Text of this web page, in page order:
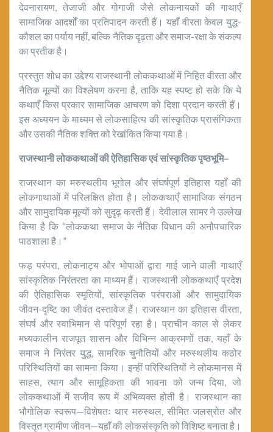
देवनारायण, तेजाजी और गोगाजी जैसे लोकनायकों की गाथाएँ
सामाजिक आदर्शों का प्रतिपादन करती हैं। यहाँ वीरता केवल युद्ध-
कौशल का पर्याय नहीं, बल्कि नैतिक दृढ़ता और समाज-रक्षा के संकल्प
का प्रतीक है।
प्रस्तुत शोध का उद्देश्य राजस्थानी लोककथाओं में निहित वीरता और
नैतिक मूल्यों का विश्लेषण करना है, ताकि यह स्पष्ट हो सके कि ये
कथाएँ किस प्रकार सामाजिक आचरण को दिशा प्रदान करती हैं।
इस अध्ययन के माध्यम से लोकसाहित्य की सांस्कृतिक प्रासंगिकता
और उसकी नैतिक शक्ति को रेखांकित किया गया है।
राजस्थानी लोककथाओं की ऐतिहासिक एवं सांस्कृतिक पृष्ठभूमि–
राजस्थान का मरुस्थलीय भूगोल और संघर्षपूर्ण इतिहास यहाँ की
लोकगाथाओं में परिलक्षित होता है। लोककथाएँ सामाजिक संगठन
और सामुदायिक मूल्यों को सुदृढ़ करती हैं। देवीलाल सामर ने उल्लेख
किया है कि “लोककथा समाज के नैतिक विधान की अनौपचारिक
पाठशाला है।”
फड़ परंपरा, लोकनाट्य और भोपाओं द्वारा गाई जाने वाली गाथाएँ
सांस्कृतिक निरंतरता का माध्यम हैं। राजस्थानी लोककथाएँ प्रदेश
की ऐतिहासिक स्मृतियों, सांस्कृतिक परंपराओं और सामुदायिक
जीवन-दृष्टि का जीवंत दस्तावेज हैं। राजस्थान का इतिहास वीरता,
संघर्ष और स्वाभिमान से परिपूर्ण रहा है। प्राचीन काल से लेकर
मध्यकालीन राजपूत शासन और विभिन्न आक्रमणों तक, यहाँ के
समाज ने निरंतर युद्ध, सामरिक चुनौतियों और मरुस्थलीय कठोर
परिस्थितियों का सामना किया। इन्हीं परिस्थितियों ने लोकमानस में
साहस, त्याग और सामूहिकता की भावना को जन्म दिया, जो
लोककथाओं में सजीव रूप में अभिव्यक्त होती है। राजस्थान का
भौगोलिक स्वरूप—विशेषतः थार मरुस्थल, सीमित जलस्रोत और
विस्तृत ग्रामीण जीवन—यहाँ की लोकसंस्कृति को विशिष्ट बनाता है।